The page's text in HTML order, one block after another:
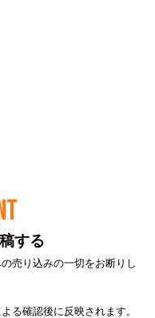
する
売り込みの一切をお断りし
る確認後に反映されます。